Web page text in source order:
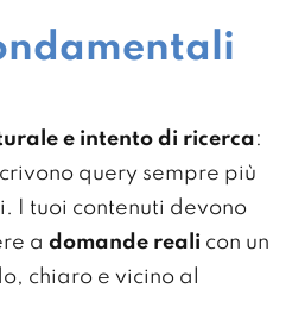
e intento di ricerca:
query sempre più
I tuoi contenuti devono
a domande reali con un
chiaro e vicino al